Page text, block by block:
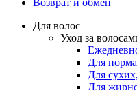
Возврат и обмен
Для волос
Уход за
Для
Для
Для